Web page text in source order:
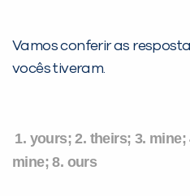
Vamos conferir as
vocês tiveram.
1. yours; 2. theirs; 3.
mine; 8. ours